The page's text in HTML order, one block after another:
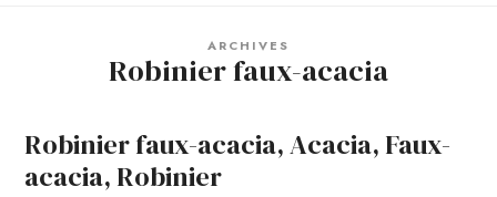
ARCHIVES
Robinier faux-acacia
Robinier faux-acacia, Acacia, Faux-
acacia, Robinier